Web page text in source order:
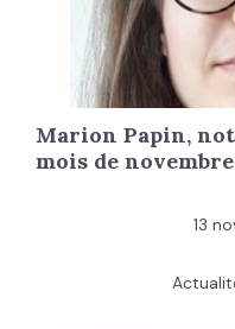
Marion Papin,
mois de novembre
13